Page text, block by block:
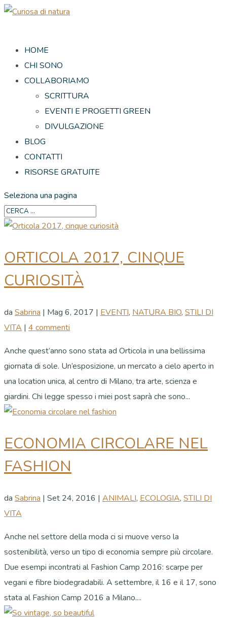
HOME
CHI SONO
COLLABORIAMO
SCRITTURA
EVENTI E PROGETTI GREEN
DIVULGAZIONE
BLOG
CONTATTI
RISORSE GRATUITE
Seleziona una pagina
ORTICOLA 2017, CINQUE
CURIOSITÀ
da Sabrina | Mag 6, 2017 | EVENTI, NATURA BIO, STILI DI
VITA | 4 commenti
Anche quest’anno sono stata ad Orticola in una bellissima
giornata di sole. Un’esposizione, un mercato a cielo aperto in
una location unica, al centro di Milano, tra arte, scienza e
giardini. Chi legge spesso i miei post saprà che sono...
ECONOMIA CIRCOLARE NEL
FASHION
da Sabrina | Set 24, 2016 | ANIMALI, ECOLOGIA, STILI DI
VITA
Anche nel settore della moda ci si muove verso la
sostenibilità, verso un tipo di economia sempre più circolare.
Due esempi incontrati al Fashion Camp 2016: scarpe per
vegani e fibre biodegradabili. A settembre, il 16 e il 17, sono
stata al Fashion Camp 2016 a Milano....